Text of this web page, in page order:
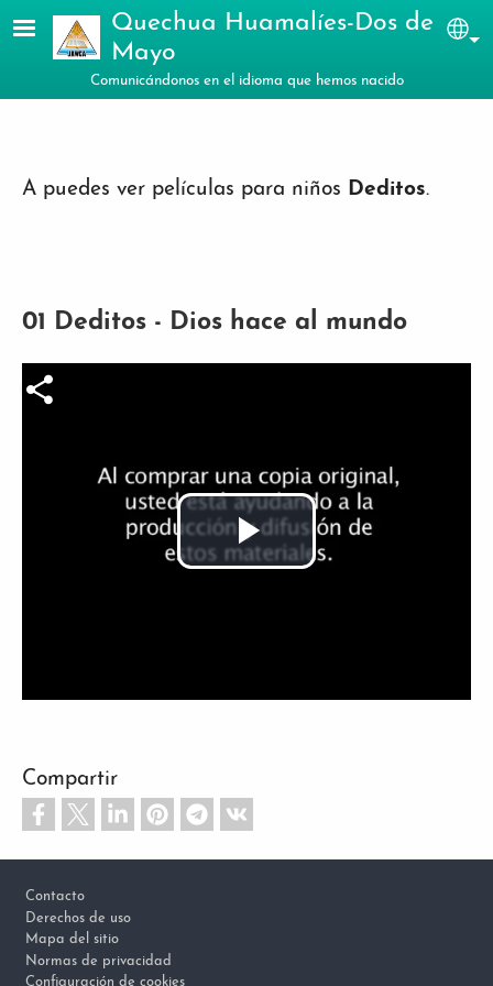
Pasar al contenido principal
Quechua Huamalíes-Dos de
Mayo
Comunicándonos en el idioma que hemos nacido
A puedes ver películas para niños Deditos.
Archivo de vídeo
Reproducir
01 Deditos - Dios hace al mundo
Compartir
Contacto
Derechos de uso
Mapa del sitio
Normas de privacidad
Configuración de cookies